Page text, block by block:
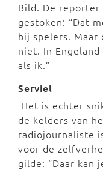
Bild. De reporter
gestoken: “Dat
bij spelers. Maar
niet. In Engeland
als ik.”
Serviel
Het is echter
de kelders van
radiojournaliste
voor de
gilde: “Daar kan